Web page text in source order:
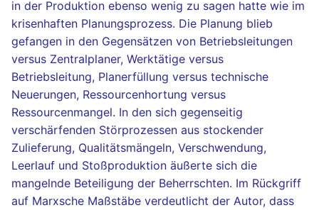
in der Produktion ebenso wenig zu sagen hatte wie im
krisenhaften Planungsprozess. Die Planung blieb
gefangen in den Gegensätzen von Betriebsleitungen
versus Zentralplaner, Werktätige versus
Betriebsleitung, Planerfüllung versus technische
Neuerungen, Ressourcenhortung versus
Ressourcenmangel. In den sich gegenseitig
verschärfenden Störprozessen aus stockender
Zulieferung, Qualitätsmängeln, Verschwendung,
Leerlauf und Stoßproduktion äußerte sich die
mangelnde Beteiligung der Beherrschten. Im Rückgriff
auf Marxsche Maßstäbe verdeutlicht der Autor, dass